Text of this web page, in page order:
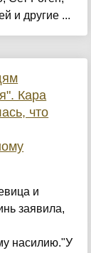
и другие ...
Кара
что
и
заявила,
насилию."У